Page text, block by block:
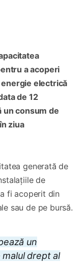
a acoperi
electrică
de 12
un consum de
ziua
generată de
de
fi acoperit din
sau de pe bursă.
un
drept al